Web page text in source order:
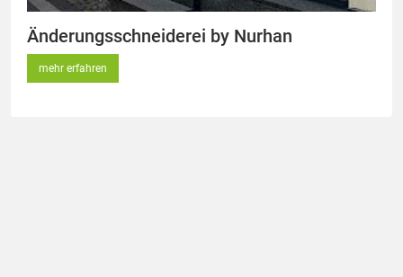
Änderungsschneiderei by Nurhan
mehr erfahren